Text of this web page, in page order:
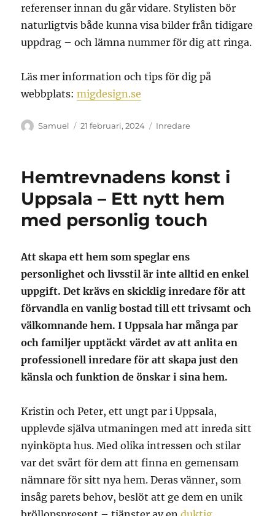
referenser innan du går vidare. Stylisten bör
naturligtvis både kunna visa bilder från tidigare
uppdrag – och lämna nummer för dig att ringa.
Läs mer information och tips för dig på
webbplats:migdesign.se
Författare
Samuel
Publicerat
21 februari, 2024 Kategorier
Inredare
Hemtrevnadens konst i
Uppsala – Ett nytt hem
med personlig touch
Att skapa ett hem som speglar ens
personlighet och livsstil är inte alltid en enkel
uppgift. Det krävs en skicklig inredare för att
förvandla en vanlig bostad till ett trivsamt och
välkomnande hem. I Uppsala har många par
och familjer upptäckt värdet av att anlita en
professionell inredare för att skapa just den
känsla och funktion de önskar i sina hem.
Kristin och Peter, ett ungt par i Uppsala,
upplevde själva utmaningen med att inreda sitt
nyinköpta hus. Med olika intressen och stilar
var det svårt för dem att finna en gemensam
nämnare för sitt nya hem. Deras vänner, som
insåg parets behov, beslöt att ge dem en unik